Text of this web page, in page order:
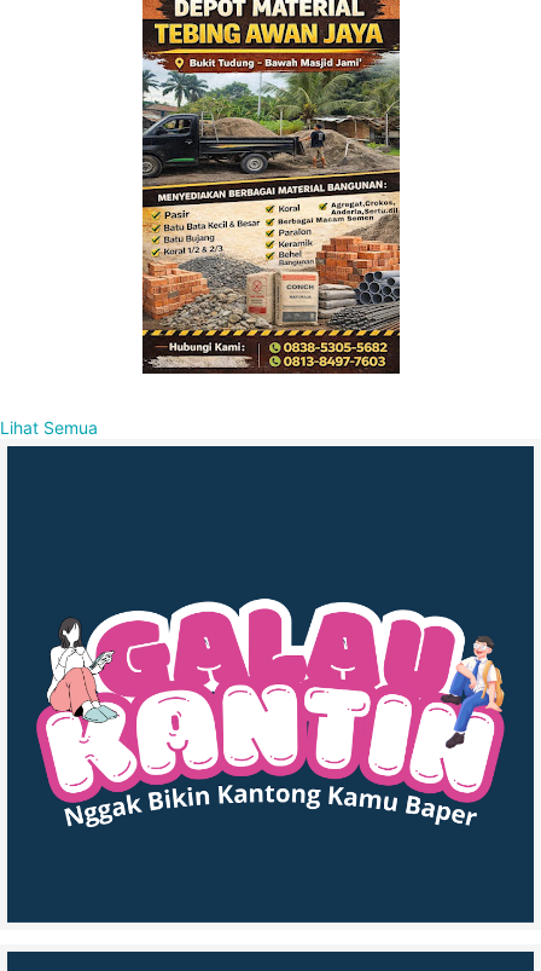
Lihat Semua